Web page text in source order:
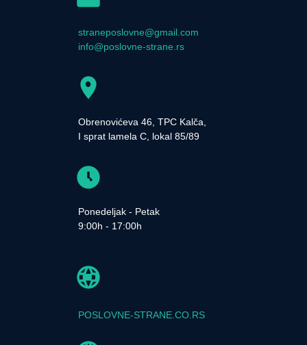
straneposlovne@gmail.com
info@poslovne-strane.rs
Obrenovićeva 46, TPC Kalča,
I sprat lamela C, lokal 85/89
Ponedeljak - Petak
9:00h - 17:00h
POSLOVNE-STRANE.CO.RS